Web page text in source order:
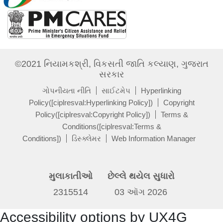
©2021 નિયામકશ્રી, વિકસતી જાતિ કલ્યાણ, ગુજરાત
સરકાર
ગોપનીયતા નીતિ સાઈટમેપ
Hyperlinking
Policy([ciplresval:Hyperlinking Policy])
Copyright
Policy([ciplresval:Copyright Policy])
Terms &
Conditions([ciplresval:Terms &
Conditions])
ડિસ્ક્લેમર Web Information Manager
મુલાકાતીઓ
2315514
છેલ્લે થયેલ સુધારો
03 ઑગ 2026
Accessibility options by UX4G